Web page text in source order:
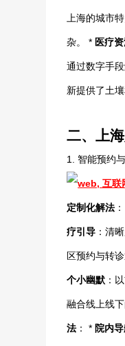
上海的城市
杂。 * 医疗
通过数字手
新提供了土
二、上
1. 智能预约
定制化解法
疗引导 ：清
区预约与转
个小幽默 ：
融合线上线
法 ： * 院内